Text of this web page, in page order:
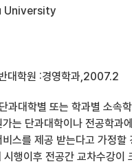
University
대학원 :경영학과,2007.2
과대학별 또는 학과별 소속
는 단과대학이나 전공학과
스를 제공 받는다고 가정
행이후 전공간 교차수강이